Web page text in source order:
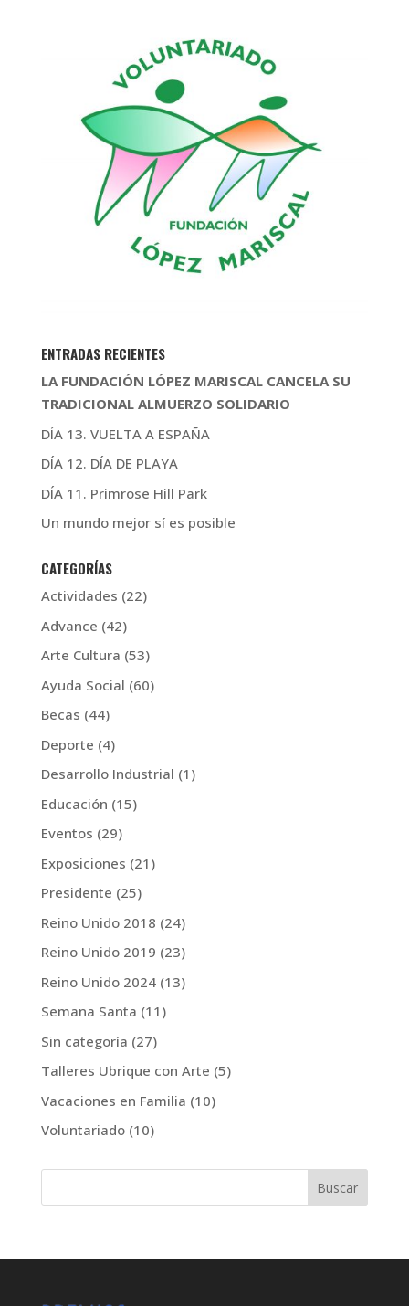
ENTRADAS RECIENTES
LA FUNDACIÓN LÓPEZ MARISCAL CANCELA SU
TRADICIONAL ALMUERZO SOLIDARIO
DÍA 13. VUELTA A ESPAÑA
DÍA 12. DÍA DE PLAYA
DÍA 11. Primrose Hill Park
Un mundo mejor sí es posible
CATEGORÍAS
Actividades (22)
Advance (42)
Arte Cultura (53)
Ayuda Social (60)
Becas (44)
Deporte (4)
Desarrollo Industrial (1)
Educación (15)
Eventos (29)
Exposiciones (21)
Presidente (25)
Reino Unido 2018 (24)
Reino Unido 2019 (23)
Reino Unido 2024(13)
Semana Santa (11)
Sin categoría (27)
Talleres Ubrique con Arte (5)
Vacaciones en Familia (10)
Voluntariado(10)